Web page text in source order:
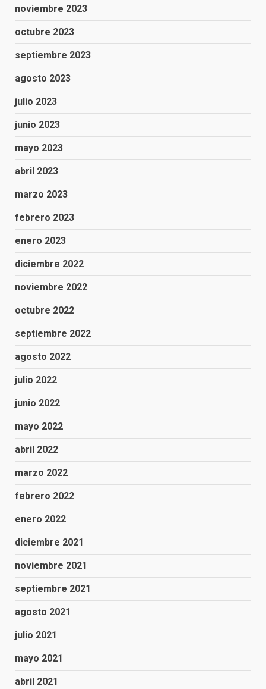
noviembre 2023
octubre 2023
septiembre 2023
agosto 2023
julio 2023
junio 2023
mayo 2023
abril 2023
marzo 2023
febrero 2023
enero 2023
diciembre 2022
noviembre 2022
octubre 2022
septiembre 2022
agosto 2022
julio 2022
junio 2022
mayo 2022
abril 2022
marzo 2022
febrero 2022
enero 2022
diciembre 2021
noviembre 2021
septiembre 2021
agosto 2021
julio 2021
mayo 2021
abril 2021